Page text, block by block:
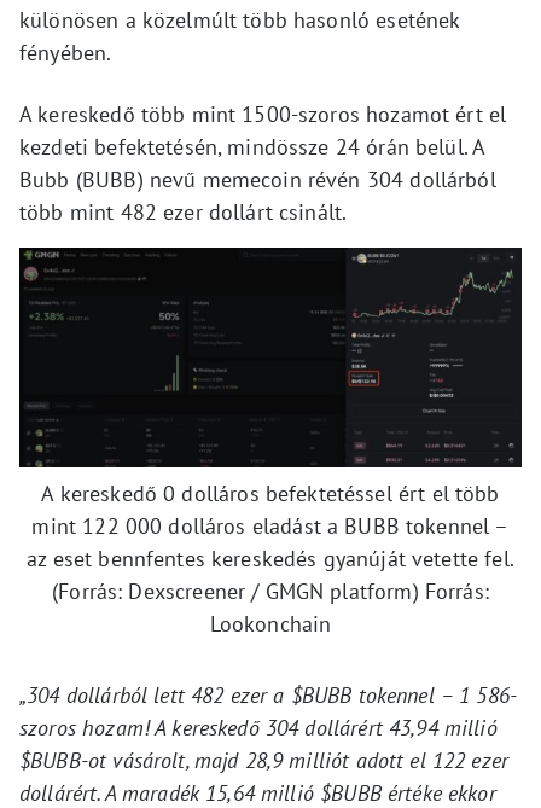
különösen a közelmúlt több hasonló esetének
fényében.
A kereskedő több mint 1500-szoros hozamot ért el
kezdeti befektetésén, mindössze 24 órán belül. A
Bubb (BUBB) nevű memecoin révén 304 dollárból
több mint 482 ezer dollárt csinált.
A kereskedő 0 dolláros befektetéssel ért el több
mint 122 000 dolláros eladást a BUBB tokennel –
az eset bennfentes kereskedés gyanúját vetette fel.
(Forrás: Dexscreener / GMGN platform) Forrás:
Lookonchain
„304 dollárból lett 482 ezer a $BUBB tokennel – 1 586-
szoros hozam! A kereskedő 304 dollárért 43,94 millió
$BUBB-ot vásárolt, majd 28,9 milliót adott el 122 ezer
dollárért. A maradék 15,64 millió $BUBB értéke ekkor